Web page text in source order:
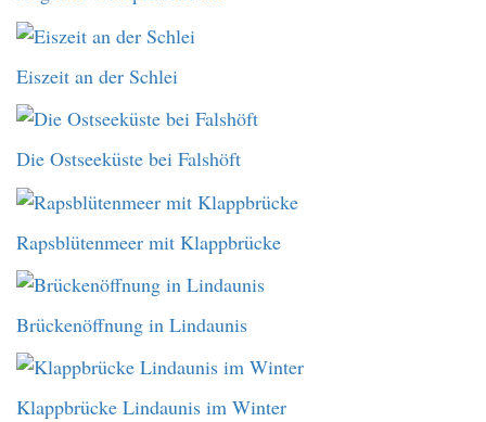
Eiszeit an der Schlei
Die Ostseeküste bei Falshöft
Rapsblütenmeer mit Klappbrücke
Brückenöffnung in Lindaunis
Klappbrücke Lindaunis im Winter